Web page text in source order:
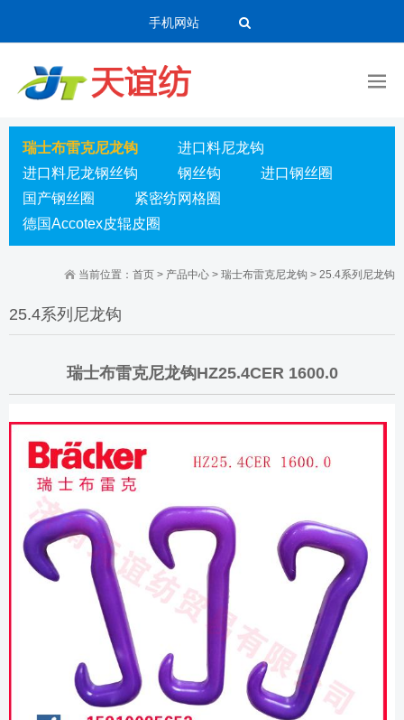
手机网站
瑞士布雷克尼龙钩
进口料尼龙钩
进口料尼龙钢丝钩
钢丝钩
进口钢丝圈
国产钢丝圈
紧密纺网格圈
德国Accotex皮辊皮圈
当前位置： 首页 > 产品中心 > 瑞士布雷克尼龙钩 > 25.4系列尼龙钩
25.4系列尼龙钩
瑞士布雷克尼龙钩HZ25.4CER 1600.0